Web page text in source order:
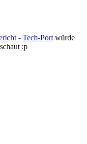
- Tech-Port würde
:p